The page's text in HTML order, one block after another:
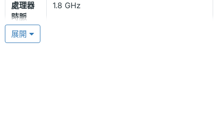
1.8GHz 八核心處理器、4GB RAM / 32GB ROM，提
供「Robot Taekwon V」專屬桌布及配樂，帶領你進
入動漫的體驗，搭配 4G LTE、Wi-Fi 802.11
處理器
時脈
1.8 GHz
處理器
展開